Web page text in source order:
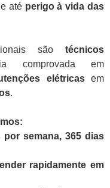
e até perigo à vida das
são técnicos
comprovada em
elétricasem
.
semana, 365 dias
rapidamente em